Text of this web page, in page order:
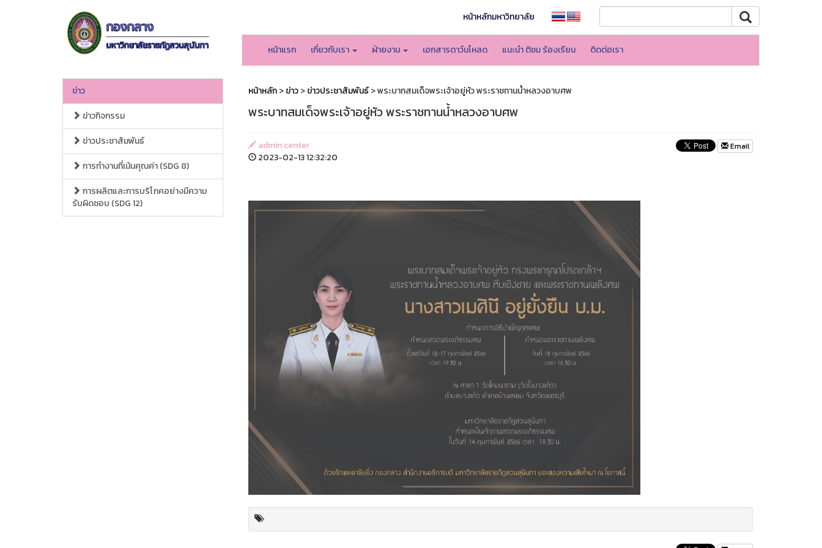
หน้าหลักมหาวิทยาลัย
หน้าแรก เกี่ยวกับเรา ฝ่ายงาน เอกสารดาว์นโหลด แนะนำ ติชม ร้องเรียน ติดต่อเรา
ข่าว
ข่าวกิจกรรม
ข่าวประชาสัมพันธ์
การทำงานที่เน้นคุณค่า (SDG 8)
การผลิตและการบริโภคอย่างมีความ
รับผิดชอบ (SDG 12)
หน้าหลัก>ข่าว>ข่าวประชาสัมพันธ์> พระบาทสมเด็จพระเจ้าอยู่หัว พระราชทานน้ำหลวงอาบศพ
พระบาทสมเด็จพระเจ้าอยู่หัว พระราชทานน้ำหลวงอาบศพ
admin center
2023-02-13 12:32:20
Email